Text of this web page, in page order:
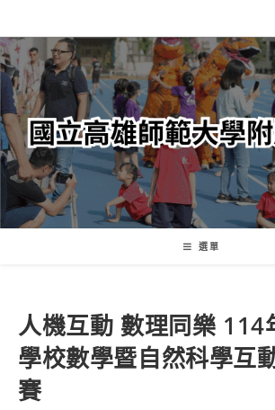
轉
至
主
內
容
選單
人機互動 數理同樂 114
學校數學暨自然科學互
賽